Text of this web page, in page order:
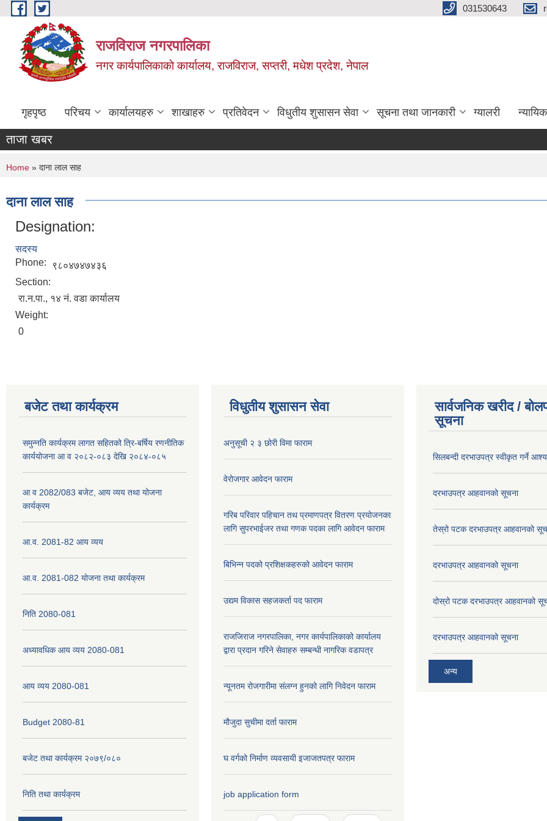
Skip to main content 031530643
राजविराज नगरपालिका
नगर कार्यपालिकाकाे कार्यालय, राजविराज, सप्तरी, मधेश प्रदेश, नेपाल
गृहपृष्ठ परिचय कार्यालयहरु शाखाहरु प्रतिवेदन विधुतीय शुसासन सेवा सूचना तथा जानकारी ग्यालरी
ताजा खबर
You are here
Home » दाना लाल साह
दाना लाल साह
Designation:
सदस्य
Phone:
९८०४७४७४३६
Section:
रा.न.पा., १४ नं. वडा कार्यालय
Weight:
0
बजेट तथा कार्यक्रम
समुन्नति कार्यक्रम लागत सहितको त्रि-बर्षिय रणनीतिक
कार्ययोजना आ व २०८२-०८३ देखि २०८४-०८५
आ व 2082/083 बजेट, आय व्यय तथा योजना
कार्यक्रम
आ.व. 2081-82 आय व्यय
आ.व. 2081-082 योजना तथा कार्यक्रम
निति 2080-081
अध्यावधिक आय व्यय 2080-081
आय व्यय 2080-081
Budget 2080-81
बजेट तथा कार्यक्रम २०७९/०८०
निति तथा कार्यक्रम
विधुतीय शुसासन सेवा
अनुसूची २ ३ छोरी विमा फाराम
वेरोजगार आवेदन फाराम
गरिब परिवार पहिचान तथ प्रमाणपत्र वितरण प्रयोजनका
लागि सुपरभाईजर तथा गणक पदका लागि आवेदन फाराम
बिभिन्न पदको प्रशिक्षकहरुको आवेदन फाराम
उद्यम विकास सहजकर्ता पद फाराम
राजजिराज नगरपालिका, नगर कार्यपालिकाको कार्यालय
द्वारा प्रदान गरिने सेवाहरु सम्बन्धी नागरिक वडापत्र
न्यूनतम रोजगारीमा संलग्न हुनको लागि निवेदन फाराम
मौजुदा सुचीमा दर्ता फाराम
घ वर्गको निर्माण व्यवसायी इजाजतपत्र फाराम
job application form
सार्वजनिक खरीद /
सूचना
सिलबन्दी दरभाउपत्र स्वीकृत गर्ने
दरभाउपत्र आहवानको सूचना
तेस्रो पटक दरभाउपत्र आहवानको
दरभाउपत्र आहवानको सूचना
दोस्रो पटक दरभाउपत्र आहवानको
दरभाउपत्र आहवानको सूचना
अन्य